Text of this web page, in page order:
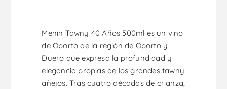
Menin Tawny 40 Años 500ml es un vino
de Oporto de la región de Oporto y
Duero que expresa la profundidad y
elegancia propias de los grandes tawny
añejos. Tras cuatro décadas de crianza,